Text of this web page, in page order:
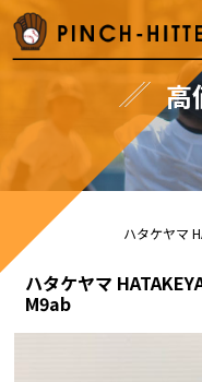
高
ハタケヤマ
ハタケヤマ
M9ab